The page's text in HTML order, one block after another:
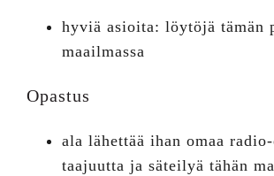
hyviä asioita: löytöjä tämän
maailmassa
Opastus
ala lähettää ihan omaa
taajuutta ja säteilyä tähän